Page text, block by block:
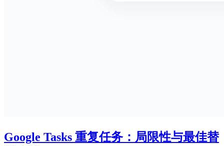
Google Tasks 重复任务：局限性与最佳替